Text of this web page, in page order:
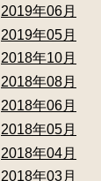
2019年06月
2019年05月
2018年10月
2018年08月
2018年06月
2018年05月
2018年04月
2018年03月